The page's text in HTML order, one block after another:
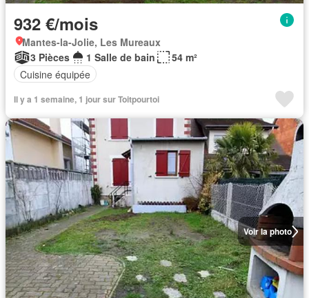
932 €/mois
Mantes-la-Jolie, Les Mureaux
3 Pièces
1 Salle de bain
54 m²
Cuisine équipée
Il y a 1 semaine, 1 jour sur Toitpourtoi
Voir la photo